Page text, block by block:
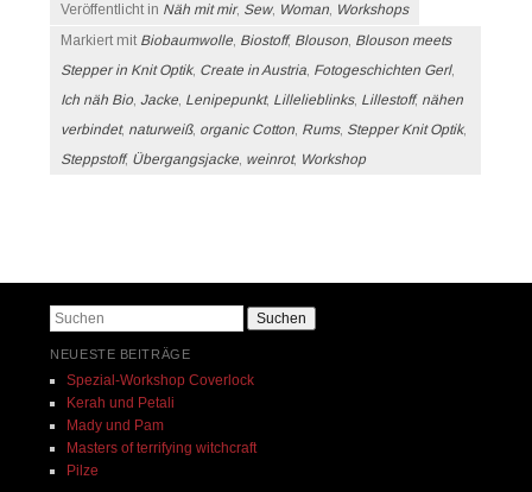
Veröffentlicht in Näh mit mir, Sew, Woman, Workshops
Markiert mit Biobaumwolle, Biostoff, Blouson, Blouson meets
Stepper in Knit Optik, Create in Austria, Fotogeschichten Gerl,
Ich näh Bio,Jacke, Lenipepunkt, Lillelieblinks, Lillestoff, nähen
verbindet, naturweiß, organic Cotton, Rums, Stepper Knit Optik,
Steppstoff, Übergangsjacke, weinrot, Workshop
Suchen
NEUESTE BEITRÄGE
Spezial-Workshop Coverlock
Kerah und Petali
Mady und Pam
Masters of terrifying witchcraft
Pilze